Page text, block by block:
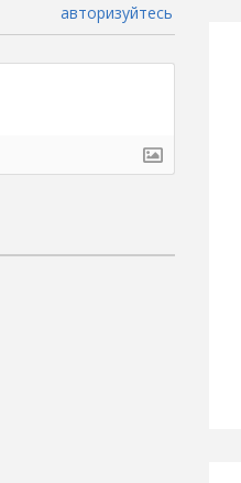
авторизуйтесь